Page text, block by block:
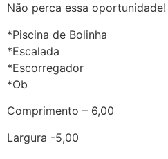
Não perca essa oportunidade!
*Piscina de Bolinha
*Escalada
*Escorregador
*Ob
Comprimento – 6,00
Largura -5,00